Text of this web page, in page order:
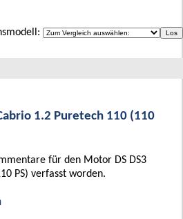
1.2 Puretech 110 (110
für den Motor DS DS3
PS) verfasst worden.